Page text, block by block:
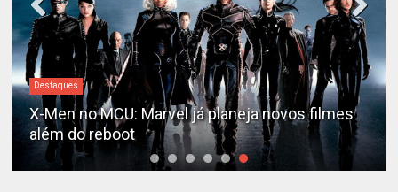
Destaques
X-Men no MCU: Marvel já planeja novos filmes
além do reboot